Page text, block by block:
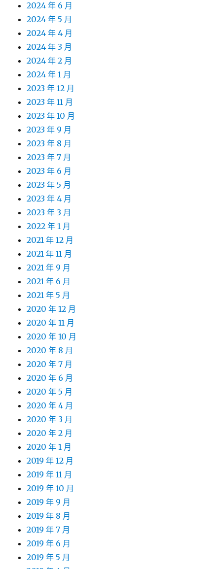
2024 年 6 月
2024 年 5 月
2024 年 4 月
2024 年 3 月
2024 年 2 月
2024 年 1 月
2023 年 12 月
2023 年 11 月
2023 年 10 月
2023 年 9 月
2023 年 8 月
2023 年 7 月
2023 年 6 月
2023 年 5 月
2023 年 4 月
2023 年 3 月
2022 年 1 月
2021 年 12 月
2021 年 11 月
2021 年 9 月
2021 年 6 月
2021 年 5 月
2020 年 12 月
2020 年 11 月
2020 年 10 月
2020 年 8 月
2020 年 7 月
2020 年 6 月
2020 年 5 月
2020 年 4 月
2020 年 3 月
2020 年 2 月
2020 年 1 月
2019 年 12 月
2019 年 11 月
2019 年 10 月
2019 年 9 月
2019 年 8 月
2019 年 7 月
2019 年 6 月
2019 年 5 月